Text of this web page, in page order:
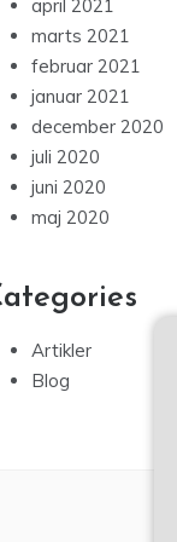
april 2021
marts 2021
februar 2021
januar 2021
december 2020
juli 2020
juni 2020
maj 2020
Artikler
Blog